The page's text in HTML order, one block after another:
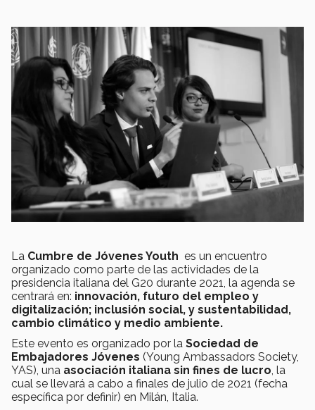
La Cumbre de Jóvenes Youth es un encuentro
organizado como parte de las actividades de la
presidencia italiana del G20 durante 2021, la agenda se
centrará en: innovación, futuro del empleo y
digitalización; inclusión social, y sustentabilidad,
cambio climático y medio ambiente.
Este evento es organizado por la Sociedad de
Embajadores Jóvenes (Young Ambassadors Society,
YAS), una asociación italiana sin fines de lucro, la
cual se llevará a cabo a finales de julio de 2021 (fecha
específica por definir) en Milán, Italia.